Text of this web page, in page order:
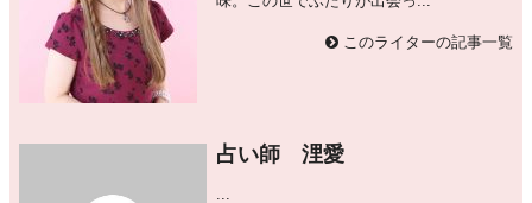
このライターの記事一覧
占い師 浬愛
...